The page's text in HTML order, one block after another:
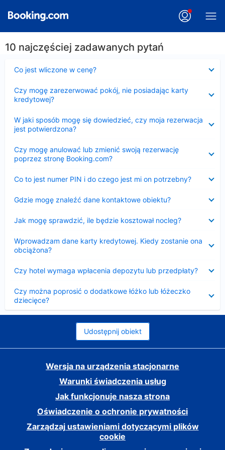
10 najczęściej zadawanych pytań
Co jest wliczone w cenę?
Czy mogę zarezerwować pokój, nie posiadając karty
kredytowej?
W jaki sposób mogę się dowiedzieć, czy moja rezerwacja
jest potwierdzona?
Czy mogę anulować lub zmienić swoją rezerwację
poprzez stronę Booking.com?
Co to jest numer PIN i do czego jest mi on potrzebny?
Gdzie mogę znaleźć dane kontaktowe obiektu?
Jak mogę sprawdzić, ile będzie kosztował nocleg?
Wprowadzam dane karty kredytowej. Kiedy zostanie ona
obciążona?
Czy hotel wymaga wpłacenia depozytu lub przedpłaty?
Czy można poprosić o dodatkowe łóżko lub łóżeczko
dziecięce?
Udostępnij obiekt
Wersja na urządzenia stacjonarne
Warunki świadczenia usług
Jak funkcjonuje nasza strona
Oświadczenie o ochronie prywatności
Zarządzaj ustawieniami dotyczącymi plików
cookie